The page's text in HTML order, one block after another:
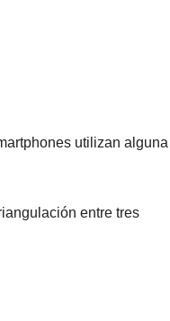
utilizan alguna
entre tres